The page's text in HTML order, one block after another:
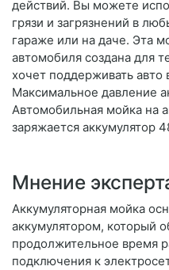
действий. Вы можете
грязи и загрязнений в
гараже или на даче. Эта
автомобиля создана для
хочет поддерживать авто
Максимальное давление
Автомобильная мойка на
заряжается аккумулятор
Мнение
Аккумуляторная мойка
аккумулятором, который
продолжительное время
подключения к